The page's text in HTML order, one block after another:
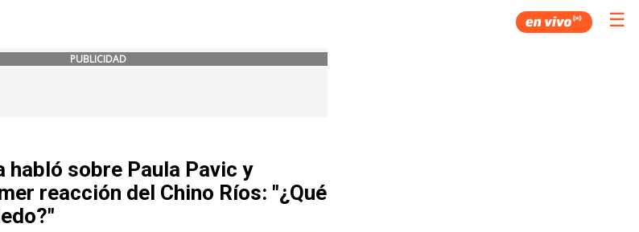
☰
PUBLICIDAD
habló sobre Paula Pavic y
reacción del Chino Ríos: "¿Qué